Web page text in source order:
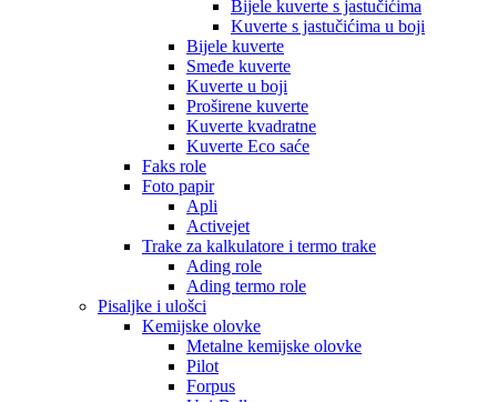
Bijele kuverte s jastučićima
Kuverte s jastučićima u boji
Bijele kuverte
Smeđe kuverte
Kuverte u boji
Proširene kuverte
Kuverte kvadratne
Kuverte Eco saće
Faks role
Foto papir
Apli
Activejet
Trake za kalkulatore i termo trake
Ading role
Ading termo role
Pisaljke i ulošci
Kemijske olovke
Metalne kemijske olovke
Pilot
Forpus